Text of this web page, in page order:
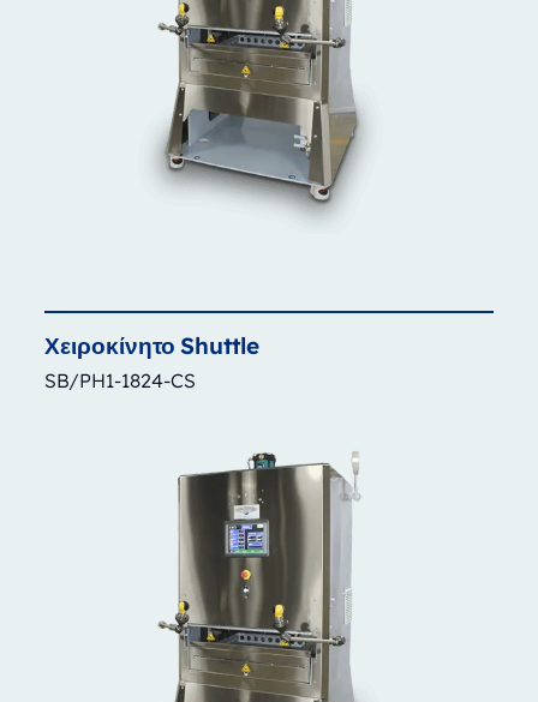
Χειροκίνητο Shuttle
SB/PH1-1824-CS